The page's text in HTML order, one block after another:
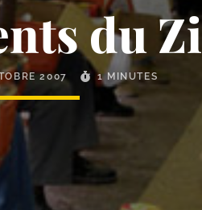
du
2007 1 MINUTES